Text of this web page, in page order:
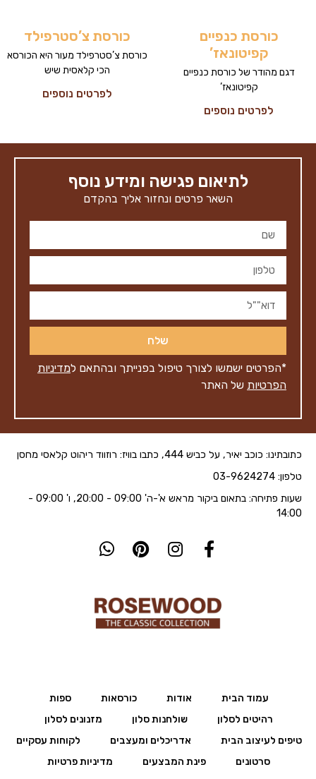
כורסת כנפיים
קפיטונאז’
דגם מהודר של כורסת כנפיים
קפיטונאז’
לפרטים נוספים
כורסת צ’סטרפילד
כורסת צ’סטרפילד מעור היא הכורסא
הכי קלאסית שיש
לפרטים נוספים
לתיאום פגישה ומידע נוסף
השאר פרטים ונחזור אליך בהקדם
שלח
*הפרטים ישמשו לצורך טיפול בפנייתך ובהתאם למדיניות
הפרטיות של האתר
כתובתינו: כוכב יאיר, על כביש 444, כתבו בוויז: רוזווד ריהוט קלאסי מחסן
טלפון: 03-9624274
שעות פתיחה: בתאום ביקור מראש א'-ה' 09:00 - 20:00, ו' 09:00 -
14:00
עמוד הבית אודות כורסאות
ספות
רהיטים לסלון
שולחנות סלון
מזנונים לסלון
טיפים לעיצוב הבית
אדריכלים ומעצבים
לקוחות עסקיים
סרטונים
פינת המבצעים
מדיניות פרטיות